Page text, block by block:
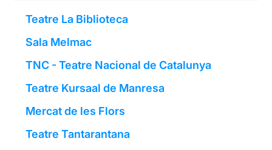
Teatre La Biblioteca
Sala Melmac
TNC - Teatre Nacional de Catalunya
Teatre Kursaal de Manresa
Mercat de les Flors
Teatre Tantarantana